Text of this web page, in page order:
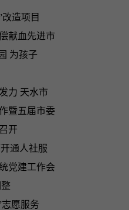
造项目
献血先进市
为孩子
力 天水市
暨五届市委
开
通人社服
党建工作会
愿服务